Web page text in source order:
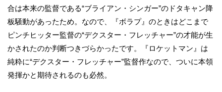
合は本来の監督である“ブライアン・シンガー”のドタキャン降
板騒動があったため。なので、『ボラプ』のときはどこまで
ピンチヒッター監督の“デクスター・フレッチャー”の才能が生
かされたのか判断つきづらかったです。『ロケットマン』は
純粋に“デクスター・フレッチャー”監督作なので、ついに本領
発揮かと期待されるのも必然。